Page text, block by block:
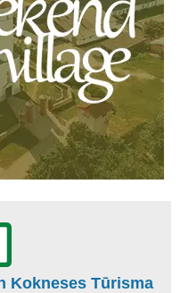
Kokneses Tūrisma